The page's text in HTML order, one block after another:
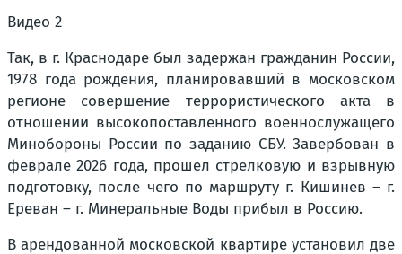
Видео 2
Так, в г. Краснодаре был задержан гражданин России,
1978 года рождения, планировавший в московском
регионе совершение террористического акта в
отношении высокопоставленного военнослужащего
Минобороны России по заданию СБУ. Завербован в
феврале 2026 года, прошел стрелковую и взрывную
подготовку, после чего по маршруту г. Кишинев – г.
Ереван – г. Минеральные Воды прибыл в Россию.
В арендованной московской квартире установил две